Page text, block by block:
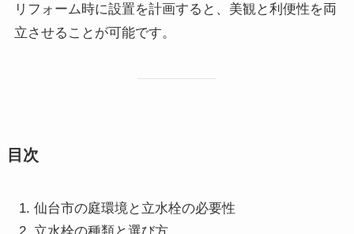
リフォーム時に設置を計画すると、美観と利便性を両
立させることが可能です。
目次
仙台市の庭環境と立水栓の必要性